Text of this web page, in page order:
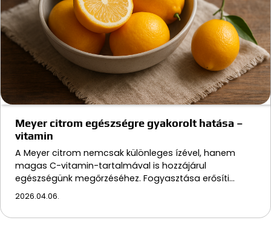
Meyer citrom egészségre gyakorolt hatása –
vitamin
A Meyer citrom nemcsak különleges ízével, hanem
magas C-vitamin-tartalmával is hozzájárul
egészségünk megőrzéséhez. Fogyasztása erősíti…
2026.04.06.